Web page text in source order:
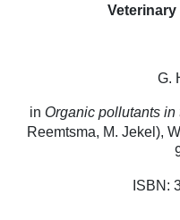
G.
in Organic pollutants in
Reemtsma, M. Jekel),
ISBN: